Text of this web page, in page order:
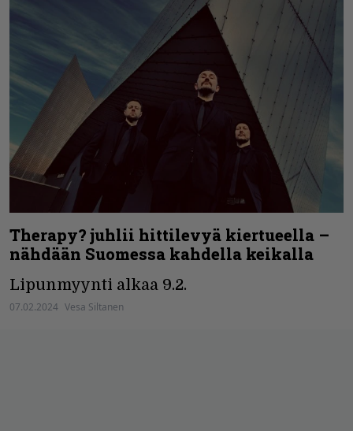
Therapy? juhlii hittilevyä kiertueella –
nähdään Suomessa kahdella keikalla
Lipunmyynti alkaa 9.2.
07.02.2024 Vesa Siltanen